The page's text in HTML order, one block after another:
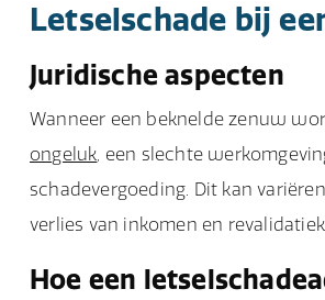
Letselschade bij
Juridische aspecten
Wanneer een beknelde zenuw
ongeluk, een slechte
schadevergoeding. Dit kan
verlies van inkomen en
Hoe een